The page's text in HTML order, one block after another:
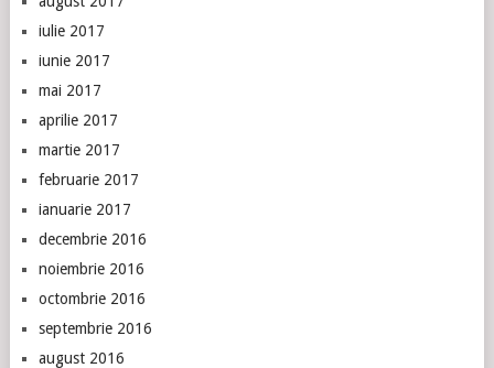
iulie 2017
iunie 2017
mai 2017
aprilie 2017
martie 2017
februarie 2017
ianuarie 2017
decembrie 2016
noiembrie 2016
octombrie 2016
septembrie 2016
august 2016